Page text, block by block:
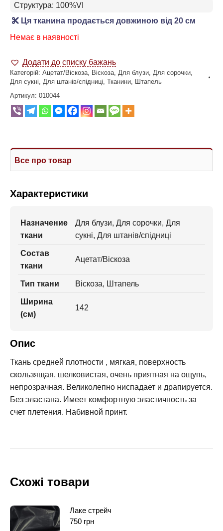
Структура: 100%VI
Ця тканина продається довжиною від 20 см
Немає в наявності
Додати до списку бажань
Категорій: Ацетат/Віскоза Віскоза Для блузи Для сорочки
Для сукні
Для штанів/спідниці Тканини Штапель
Артикул: 010044
Все про товар
Характеристики
Назначение
ткани
Для блузи, Для сорочки, Для
сукні, Для штанів/спідниці
Состав
ткани
Ацетат/Віскоза
Тип ткани Віскоза, Штапель
Ширина
(см)
142
Опис
Ткань средней плотности , мягкая, поверхность
скользящая, шелковистая, очень приятная на ощупь,
непрозрачная. Великолепно ниспадает и драпируется.
Без эластана. Имеет комфортную эластичность за
счет плетения. Набивной принт.
Схожі товари
Лаке стрейч
750 грн